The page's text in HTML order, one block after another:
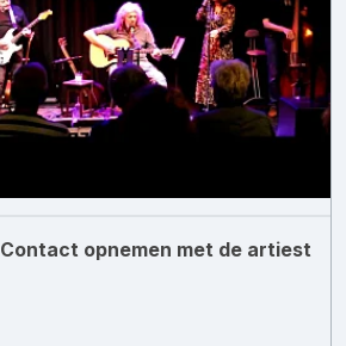
Contact opnemen met de artiest